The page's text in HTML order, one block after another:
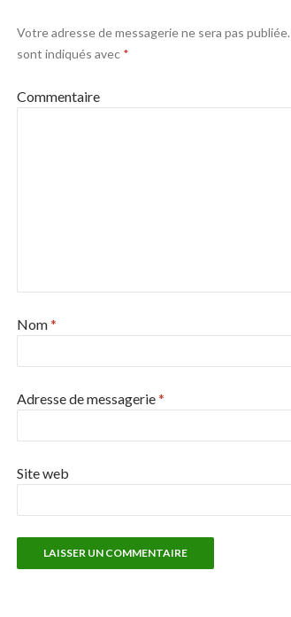
Votre adresse de messagerie ne sera pas publiée.
sont indiqués avec *
Commentaire
Nom*
Adresse de messagerie*
Site web